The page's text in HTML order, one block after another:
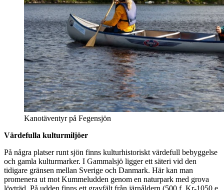
Kanotäventyr på Fegensjön
Värdefulla kulturmiljöer
På några platser runt sjön finns kulturhistoriskt värdefull bebyggelse
och gamla kulturmarker. I Gammalsjö ligger ett säteri vid den
tidigare gränsen mellan Sverige och Danmark. Här kan man
promenera ut mot Kummeludden genom en naturpark med grova
lövträd. På udden finns ett gravfält från järnåldern (500 f. Kr-1050 e.